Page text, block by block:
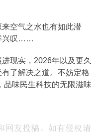
空气之水也有如此潜
兴叹……
现实，2026年以及更久
了解决之道。不妨定格
品味民生科技的无限滋味